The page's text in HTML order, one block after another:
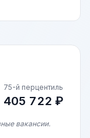
75-й перцентиль
405 722 ₽
вакансии.